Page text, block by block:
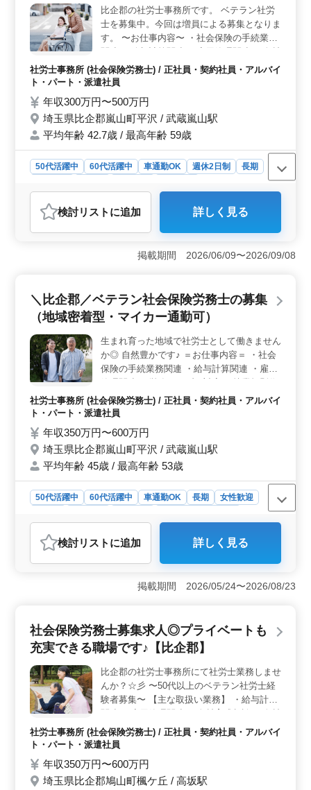
比企郡の社労士事務所です。 ベテラン社労
士を募集中。今回は増員による募集となりま
す。 〜お仕事内容〜 ・社会保険の手続業務
育成相談 その他付随する業務 〜備考〜 ・車
通勤可 ・50代以上の新規採用実績有り ・土
応しております 今までの経験をいかしませ
んか？ ぜひご応募お待ちしております
社労士事務所 (社会保険労務士) / 正社員・契約社員・アルバイ
ト・パート・派遣社員
年収300万円〜500万円
埼玉県比企郡嵐山町平沢 / 武蔵嵐山駅
平均年齢 42.7歳 / 最高年齢 59歳
50代活躍中 60代活躍中 車通勤OK 週休2日制
長期
社労士事務所
おすすめポイント
＜働きやすさ＞ 土日祝休みで、車通勤可です。子育て
中の急な休みにも柔軟に対応します。長期勤務で安定感
あり、社労士事務所での経験が生かせます。また、比企
必須です。ベテランも新規採用実績あり、経験を活かし
て成長できる環境です。幅広い業務に携わり、キャリア
に関係なく活躍できる。 ＜福利厚生＞ 雇用・労
災・健康・厚生の福利厚生完備しています。年収300万
円〜500万円で、通勤手当も支給しています。働きながら
充実した生活を送れる環境です。地域に密着し、安心し
て働ける待遇が整っています。
検討リスト に追加 詳しく見る
掲載期間 2026/06/09〜2026/09/08
＼比企郡／ベテラン社会保険労務士の募集
（地域密着型・マイカー通勤可）
生まれ育った地域で社労士として働きません
か◎ 自然豊かです♪ ＝お仕事内容＝ ・社会
保険の手続業務関連 ・給与計算関連 ・雇用
成 ・助成金業務 ＝ポイント＝ ・マイカー通
勤可能 ・地域密着型事務所 一緒に力を貸し
社労士事務所 (社会保険労務士) / 正社員・契約社員・アルバイ
ト・パート・派遣社員
年収350万円〜600万円
埼玉県比企郡嵐山町平沢 / 武蔵嵐山駅
平均年齢 45歳 / 最高年齢 53歳
50代活躍中 60代活躍中 車通勤OK 長期
女性歓迎
おすすめポイント
＜地域魅力＞ 自然豊かな比企郡嵐山町平沢で、地域密
着型の社労士事務所で働けます。生まれ育った場所で働
く魅力を活かし、地元コミュニティへの貢献が期待でき
週5日勤務で、残業も月10時間と少なめです。労務トラブ
ル対応や就業規則作成など、幅広い業務でスキルアップ
般に携わり、給与計算、雇用管理、助成金業務など多岐
にわたる業務があります。経験を活かして、幅広い社労
士業務に挑戦できる環境です。
検討リスト に追加 詳しく見る
掲載期間 2026/05/24〜2026/08/23
社会保険労務士募集求人◎プライベートも
充実できる職場です♪【比企郡】
比企郡の社労士事務所にて社労士業務しませ
んか？☆彡 〜50代以上のベテラン社労士経
験者募集〜 【主な取扱い業務】 ・給与計算
制度制定 ・労務トラブル対応 ・就業規則作
成 ・助成金業務 ・社会保険の手続業務関連
給 長期で勤務できる方、ぜひご応募くださ
い！ お問い合わせお待ちしております♪
社労士事務所 (社会保険労務士) / 正社員・契約社員・アルバイ
ト・パート・派遣社員
年収350万円〜600万円
埼玉県比企郡鳩山町楓ケ丘 / 高坂駅